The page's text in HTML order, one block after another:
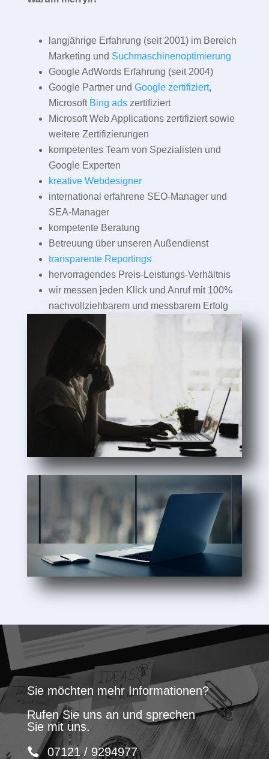
langjährige Erfahrung (seit 2001) im Bereich
Marketing und Suchmaschinenoptimierung
Google AdWords Erfahrung (seit 2004)
Google Partner und Google zertifiziert,
Microsoft Bing adszertifiziert
Microsoft Web Applications zertifiziert sowie
weitere Zertifizierungen
kompetentes Team von Spezialisten und
Google Experten
kreative Webdesigner
international erfahrene SEO-Manager und
SEA-Manager
kompetente Beratung
Betreuung über unseren Außendienst
transparente Reportings
hervorragendes Preis-Leistungs-Verhältnis
wir messen jeden Klick und Anruf mit 100%
nachvollziehbarem und messbarem Erfolg
Sie möchten mehr Informationen?
Rufen Sie uns an und sprechen
Sie mit uns.
07121 / 9294977